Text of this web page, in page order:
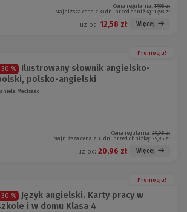
Cena regularna: 17,98 zł
Najniższa cena z 30 dni przed obniżką: 17,98 zł
Już od: 12,58 zł Więcej
Promocja!
30 %
Ilustrowany słownik angielsko-
polsko-angielski
MacIsaac
Cena regularna: 29,95 zł
Najniższa cena z 30 dni przed obniżką: 29,95 zł
Już od: 20,96 zł Więcej
Promocja!
30 %
Język angielski. Karty pracy w
i w domu Klasa 4